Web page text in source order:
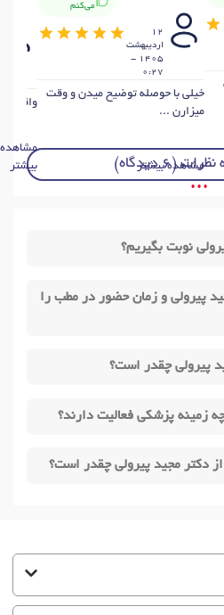
می‌کنم
12
ارديبهشت
1405 -
0:27
خیلی با حوصله توضیح میدن و وقت
میزارن ...
مشاهده بیشتر
واقعا
مشاهده
بیشتر
(6 دیدگاه)
• • •
نوبت بگیریم؟
پیرولی و زمان حضور در مطب را
پیرولی چقدر است؟
زمینه پزشکی فعالیت دارند؟
دکتر مجید پیرولی چقدر است؟